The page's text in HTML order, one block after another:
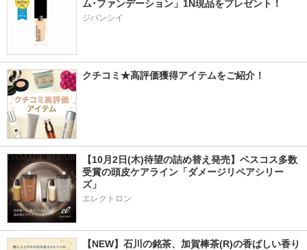
ジバンシイ
クチコミ★高評価獲得アイテムをご紹介！
【10月2日(木)待望の詰め替え発売】ベスコス多数
受賞の頭皮ケアライン「ダメージリペアシリー
ズ」
エレクトロン
【NEW】石川の銘茶、加賀棒茶(R)の香ばしい香り